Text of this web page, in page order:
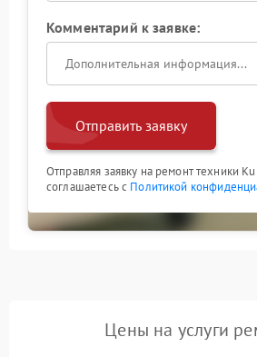
Комментарий к заявке:
Отправить заявку
Отправляя заявку на ремонт техники
соглашаетесь с Политикой
Цены на услуги